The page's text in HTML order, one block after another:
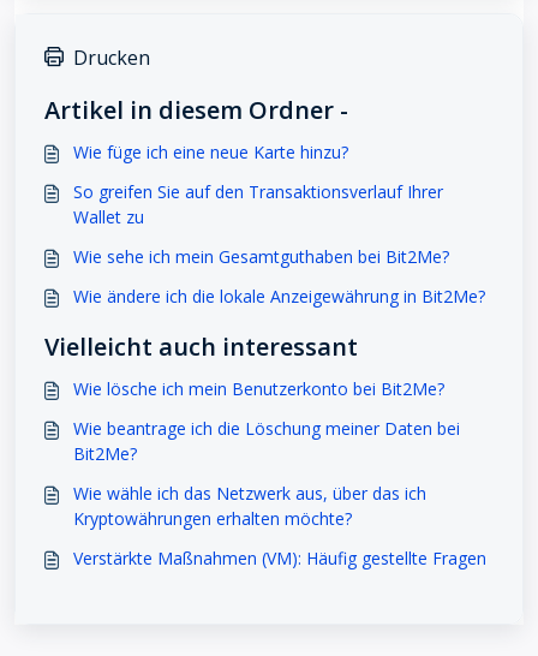
Drucken
Artikel in diesem Ordner -
Wie füge ich eine neue Karte hinzu?
So greifen Sie auf den Transaktionsverlauf Ihrer
Wallet zu
Wie sehe ich mein Gesamtguthaben bei Bit2Me?
Wie ändere ich die lokale Anzeigewährung in Bit2Me?
Vielleicht auch interessant
Wie lösche ich mein Benutzerkonto bei Bit2Me?
Wie beantrage ich die Löschung meiner Daten bei
Bit2Me?
Wie wähle ich das Netzwerk aus, über das ich
Kryptowährungen erhalten möchte?
Verstärkte Maßnahmen (VM): Häufig gestellte Fragen